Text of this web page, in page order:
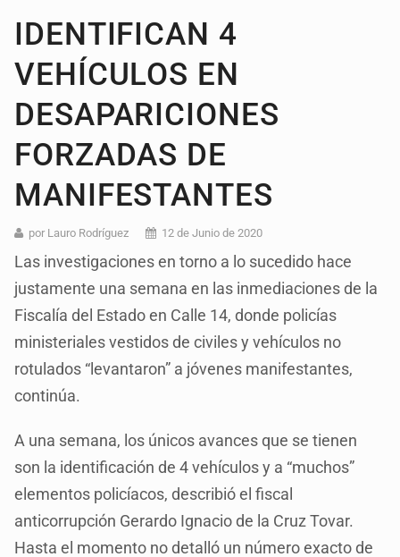
IDENTIFICAN 4
VEHÍCULOS EN
DESAPARICIONES
FORZADAS DE
MANIFESTANTES
por Lauro Rodríguez 12 de Junio de 2020
Las investigaciones en torno a lo sucedido hace
justamente una semana en las inmediaciones de la
Fiscalía del Estado en Calle 14, donde policías
ministeriales vestidos de civiles y vehículos no
rotulados “levantaron” a jóvenes manifestantes,
continúa.
A una semana, los únicos avances que se tienen
son la identificación de 4 vehículos y a “muchos”
elementos policíacos, describió el fiscal
anticorrupción Gerardo Ignacio de la Cruz Tovar.
Hasta el momento no detalló un número exacto de